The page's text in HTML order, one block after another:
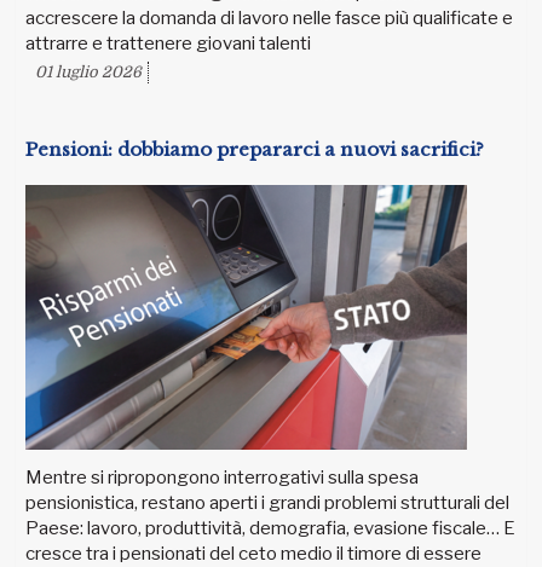
accrescere la domanda di lavoro nelle fasce più qualificate e
attrarre e trattenere giovani talenti
01 luglio 2026
Pensioni: dobbiamo prepararci a nuovi sacrifici?
Mentre si ripropongono interrogativi sulla spesa
pensionistica, restano aperti i grandi problemi strutturali del
Paese: lavoro, produttività, demografia, evasione fiscale… E
cresce tra i pensionati del ceto medio il timore di essere